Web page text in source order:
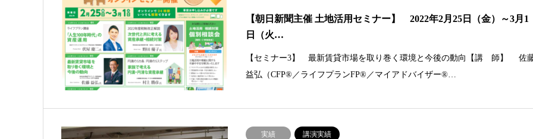
【朝日新聞主催 土地活用セミナー】 2022年2月25日（金）～3月1
日（火…
【セミナー3】 最新賃貸市場を取り巻く環境と今後の動向【講 師】 佐
益弘（CFP®／ライフプランFP®／マイアドバイザー®…
実績 講演実績